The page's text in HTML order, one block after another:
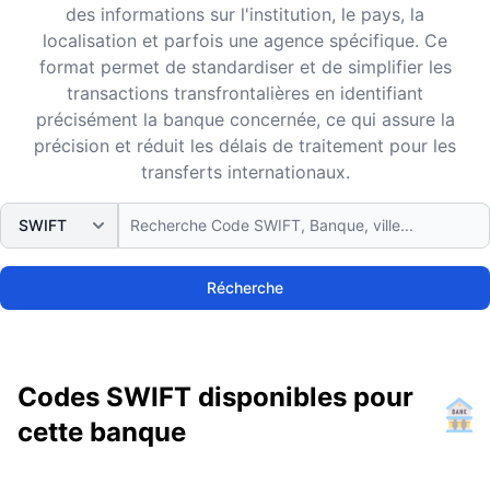
des informations sur l'institution, le pays, la
localisation et parfois une agence spécifique. Ce
format permet de standardiser et de simplifier les
transactions transfrontalières en identifiant
précisément la banque concernée, ce qui assure la
précision et réduit les délais de traitement pour les
transferts internationaux.
Récherche
Codes SWIFT disponibles pour
cette banque